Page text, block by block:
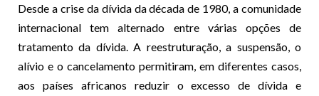
Desde a crise da dívida da década de 1980, a comunidade
internacional tem alternado entre várias opções de
tratamento da dívida. A reestruturação, a suspensão, o
alívio e o cancelamento permitiram, em diferentes casos,
aos países africanos reduzir o excesso de dívida e